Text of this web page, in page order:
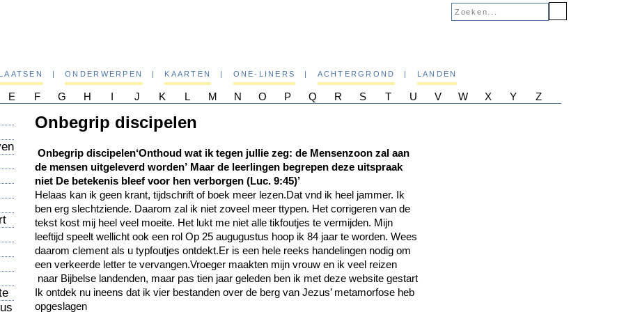
| ONDERWERPEN | KAARTEN | ONE-LINERS | ACHTERGROND | LANDEN
E F G H I J K L M N O P Q R S T U V W X Y Z
Onbegrip discipelen
Onbegrip discipelen‘Onthoud wat ik tegen jullie zeg: de Mensenzoon zal aan
de mensen uitgeleverd worden’ Maar de leerlingen begrepen deze uitspraak
niet De betekenis bleef voor hen verborgen (Luc. 9:45)’
Helaas kan ik geen krant, tijdschrift of boek meer lezen.Dat vnd ik heel jammer. Ik
ben erg slechtziende. Daarom zal ik niet zoveel meer ttypen. Het corrigeren van de
tekst kost mij heel veel moeite. Het lukt me niet alle tikfoutjes te vermijden. Mijn
leeftijd speelt wellicht ook een rol Op 25 augugustus hoop ik 84 jaar te worden. Wees
daarom clement als u typfoutjes ontdekt.Er is een hele reeks handelingen nodig om
een verkeerde letter te vervangen.Vroeger maakten mijn vrouw en ik veel reizen
naar Bijbelse landenden, maar pas tien jaar geleden ben ik met deze website gestart
Ik ontdek nu ineens dat ik vier bestanden over de berg van Jezus’ metamorfose heb
opgeslagen